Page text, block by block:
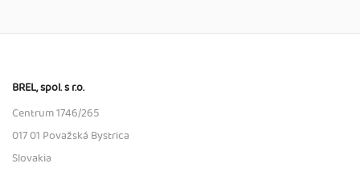
BREL, spol. s r.o.
Centrum 1746/265
017 01 Považská Bystrica
Slovakia